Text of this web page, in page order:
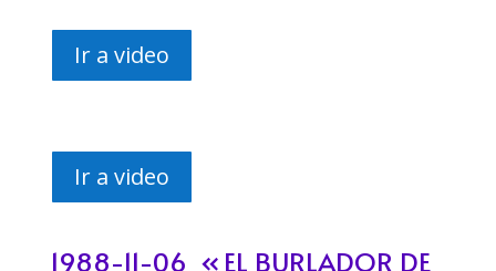
Ir a video
Ir a video
1988-11-06 « EL BURLADOR DE